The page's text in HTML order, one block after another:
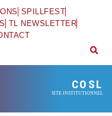
SPILLFEST
TL NEWSLETTER
COSL
SITE INSTITUTIONNEL